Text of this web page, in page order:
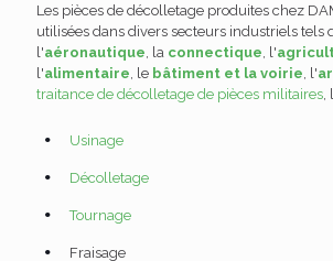
Les pièces de décolletage produites chez
utilisées dans divers secteurs industriels tels
l'aéronautique, la connectique, l'
l'alimentaire, le bâtiment et la voirie, l'
traitance de décolletage de pièces militaires,
Usinage
Décolletage
Tournage
Fraisage